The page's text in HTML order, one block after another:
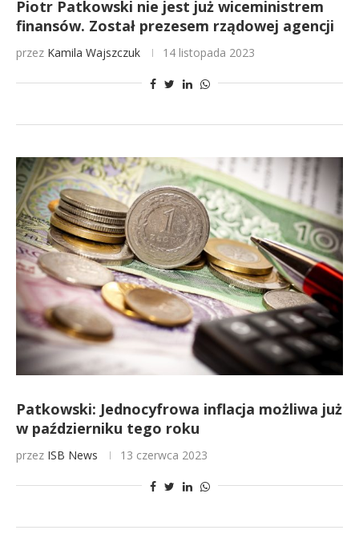
Piotr Patkowski nie jest już wiceministrem
finansów. Został prezesem rządowej agencji
przez Kamila Wajszczuk 14 listopada 2023
Patkowski: Jednocyfrowa inflacja możliwa już
w październiku tego roku
przez ISB News 13 czerwca 2023